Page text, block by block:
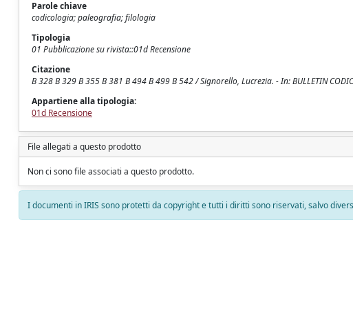
Parole chiave
codicologia; paleografia; filologia
Tipologia
01 Pubblicazione su rivista::01d Recensione
Citazione
B 328 B 329 B 355 B 381 B 494 B 499 B 542 / Signorello, Lucrezia. - In: BULLETIN
Appartiene alla tipologia:
01d Recensione
File allegati a questo prodotto
Non ci sono file associati a questo prodotto.
I documenti in IRIS sono protetti da copyright e tutti i diritti sono riservati, salvo